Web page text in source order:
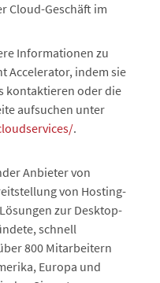
Cloud-Geschäft im
Informationen zu
Accelerator, indem sie
kontaktieren oder die
aufsuchen unter
.
Anbieter von
von Hosting-
zur Desktop-
schnell
800 Mitarbeitern
Europa und